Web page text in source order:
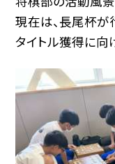
現在は、長尾杯が
タイトル獲得に向